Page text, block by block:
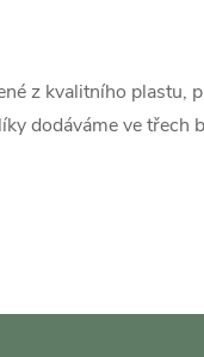
z kvalitního plastu,
dodáváme ve třech